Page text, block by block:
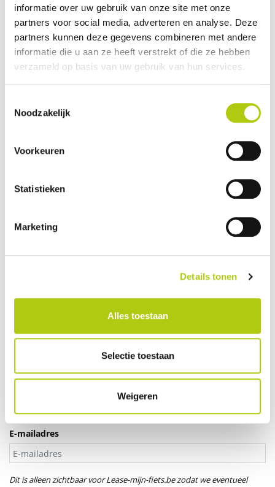
informatie over uw gebruik van onze site met onze
partners voor social media, adverteren en analyse. Deze
partners kunnen deze gegevens combineren met andere
informatie die u aan ze heeft verstrekt of die ze hebben
verzameld op basis van uw gebruik van hun services.
Noodzakelijk
Voorkeuren
Statistieken
Marketing
Details tonen
Alles toestaan
Selectie toestaan
Weigeren
Plus- en minpunten
Wat vind je van de scooter?
Je gegevens
Aanspreektitel *
Uw naam
E-mailadres
Dit is alleen zichtbaar voor Lease-mijn-fiets.be zodat we eventueel